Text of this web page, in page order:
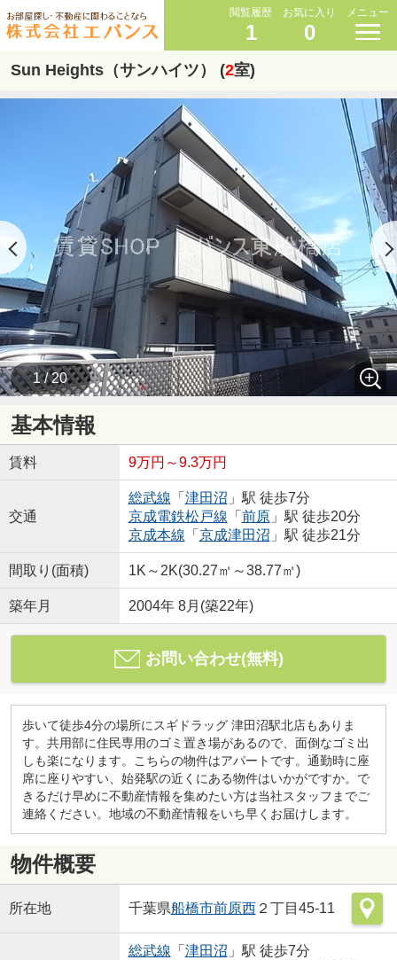
閲覧履歴
1
お気に入り
0
メニュー
Sun Heights（サンハイツ） (2室)
1 / 20
基本情報
賃料 9万円～9.3万円
交通
総武線 「 津田沼 」駅 徒歩7分
京成電鉄松戸線 「 前原」駅 徒歩20分
京成本線 「 京成津田沼 」駅 徒歩21分
間取り(面積) 1K～2K(30.27㎡～38.77㎡)
築年月 2004年 8月(築22年)
お問い合わせ(無料)
歩いて徒歩4分の場所にスギドラッグ 津田沼駅北店もありま
す。共用部に住民専用のゴミ置き場があるので、面倒なゴミ出
しも楽になります。こちらの物件はアパートです。通勤時に座
席に座りやすい、始発駅の近くにある物件はいかがですか。で
きるだけ早めに不動産情報を集めたい方は当社スタッフまでご
連絡ください。地域の不動産情報をいち早くお届けします。
物件概要
所在地 千葉県船橋市前原西２丁目45-11
総武線 「 津田沼 」駅 徒歩7分